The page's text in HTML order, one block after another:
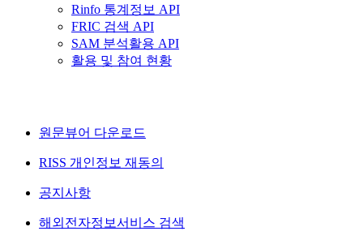
Rinfo 통계정보 API
FRIC 검색 API
SAM 분석활용 API
활용 및 참여 현황
원문뷰어 다운로드
RISS 개인정보 재동의
공지사항
해외전자정보서비스 검색